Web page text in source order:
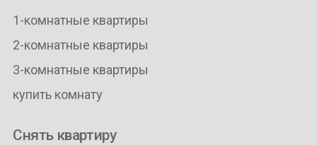
1-комнатные квартиры
2-комнатные квартиры
3-комнатные квартиры
купить комнату
Снять квартиру